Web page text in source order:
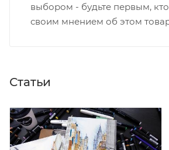
выбором - будьте первым,
своим мнением об этом
Статьи